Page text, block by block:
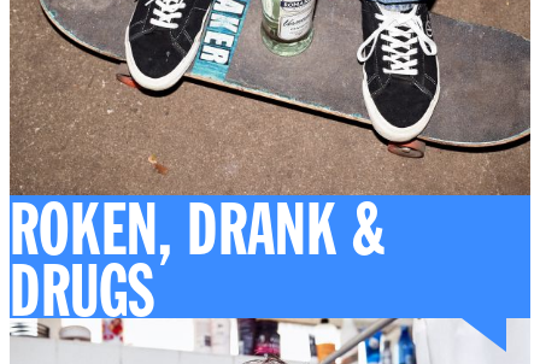
ROKEN, DRANK &
DRUGS